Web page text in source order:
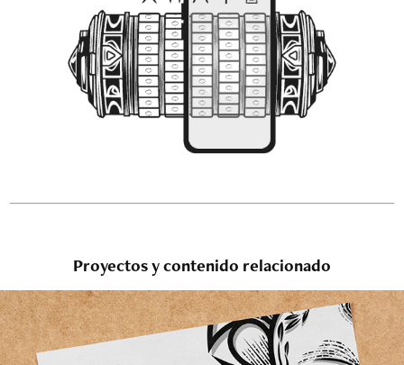
Proyectos y contenido relacionado